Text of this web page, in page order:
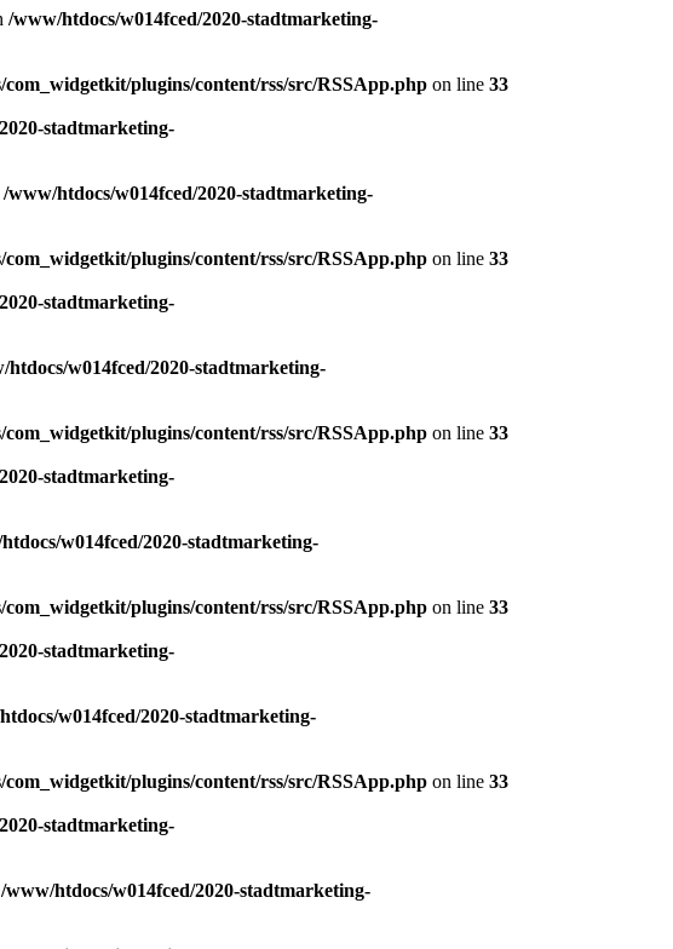
/www/htdocs/w014fced/2020-stadtmarketing-
plugins/content/rss/src/RSSApp.php on line 33
stadtmarketing-
/www/htdocs/w014fced/2020-stadtmarketing-
plugins/content/rss/src/RSSApp.php on line 33
stadtmarketing-
htdocs/w014fced/2020-stadtmarketing-
plugins/content/rss/src/RSSApp.php on line 33
stadtmarketing-
w014fced/2020-stadtmarketing-
plugins/content/rss/src/RSSApp.php on line 33
stadtmarketing-
w014fced/2020-stadtmarketing-
plugins/content/rss/src/RSSApp.php on line 33
stadtmarketing-
/www/htdocs/w014fced/2020-stadtmarketing-